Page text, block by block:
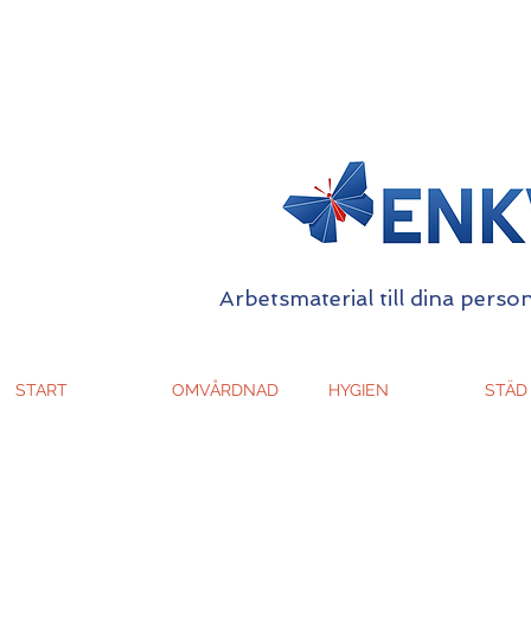
Arbetsmaterial till dina
START OMVÅRDNAD HYGIEN STÄD